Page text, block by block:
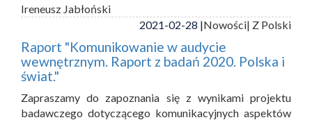
Ireneusz Jabłoński
2021-02-28 |Nowości| Z Polski
Raport "Komunikowanie w audycie
wewnętrznym. Raport z badań 2020. Polska i
świat."
Zapraszamy do zapoznania się z wynikami projektu
badawczego dotyczącego komunikacyjnych aspektów